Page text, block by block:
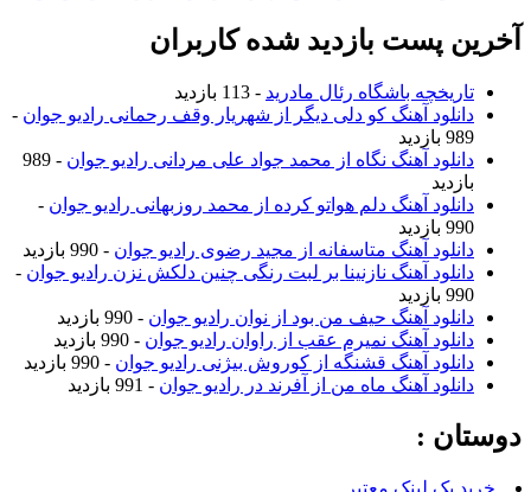
پست بازدید شده کاربران
تاریخچه باشگاه رئال مادرید- 113 بازدید
دانلود آهنگ کو دلی دیگر از شهریار وقف رحمانی رادیو جوان-
989 بازدید
دانلود آهنگ نگاه از محمد جواد علی مردانی رادیو جوان
- 989
بازدید
دانلود آهنگ دلم هواتو کرده از محمد روزبهانی رادیو جوان-
990 بازدید
دانلود آهنگ متاسفانه از مجید رضوی رادیو جوان- 990 بازدید
دانلود آهنگ نازنینا بر لبت رنگی چنین دلکش نزن رادیو جوان-
990 بازدید
دانلود آهنگ حیف من بود از نوان رادیو جوان- 990 بازدید
دانلود آهنگ نمیرم عقب از راوان رادیو جوان- 990 بازدید
دانلود آهنگ قشنگه از کوروش بیژنی رادیو جوان- 990 بازدید
دانلود آهنگ ماه من از آفرند در رادیو جوان- 991 بازدید
:
خرید بک لینک معتبر